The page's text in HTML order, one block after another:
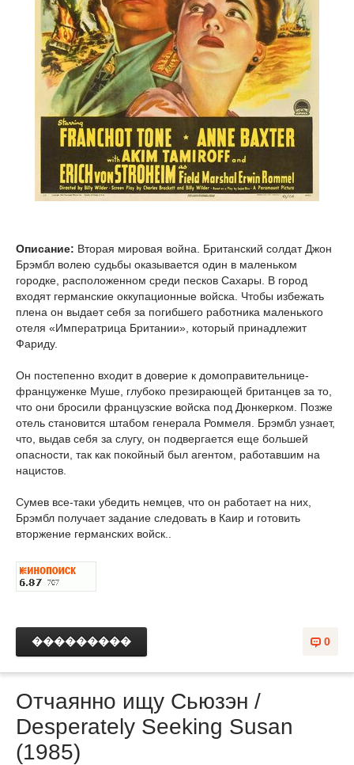
Описание: Вторая мировая война. Британский солдат Джон
Брэмбл волею судьбы оказывается один в маленьком
городке, расположенном среди песков Сахары. В город
входят германские оккупационные войска. Чтобы избежать
плена он выдает себя за погибшего работника маленького
отеля «Императрица Британии», который принадлежит
Фариду.
Он постепенно входит в доверие к домоправительнице-
француженке Муше, глубоко презирающей британцев за то,
что они бросили французские войска под Дюнкерком. Позже
отель становится штабом генерала Роммеля. Брэмбл узнает,
что, выдав себя за слугу, он подвергается еще большей
опасности, так как покойный был агентом, работавшим на
нацистов.
Сумев все-таки убедить немцев, что он работает на них,
Брэмбл получает задание следовать в Каир и готовить
вторжение германских войск..
0
���������
Отчаянно ищу Сьюзэн /
Desperately Seeking Susan
(1985)